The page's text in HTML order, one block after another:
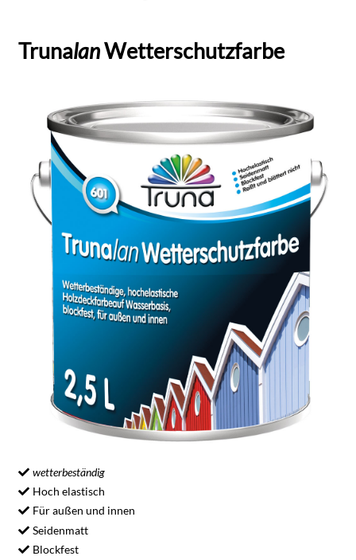
TrunalanWetterschutzfarbe
wetterbeständig
Hoch elastisch
Für außen und innen
Seidenmatt
Blockfest